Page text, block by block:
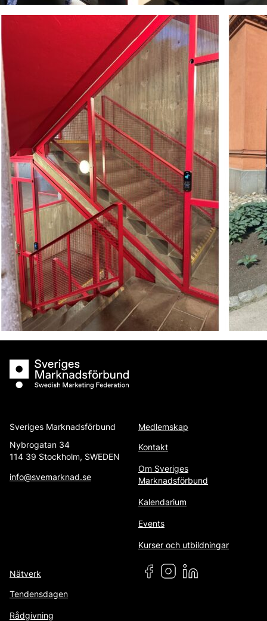
Sveriges Marknadsförbund
Sveriges Marknadsförbund
Nybrogatan 34
114 39 Stockholm, SWEDEN
info@svemarknad.se
Medlemskap
Kontakt
Om Sveriges
Marknadsförbund
Kalendarium
Events
Kurser och utbildningar
Nätverk
Tendensdagen
Rådgivning